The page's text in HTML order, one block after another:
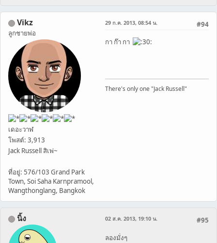
Vikz
ลูกชายพ่อ
เดอะวาฬ
โพสต์: 3,913
Jack Russell สิเพ่~
ที่อยู่: 576/103 Grand Park
Town, Soi Saha Karnpramool,
Wangthonglang, Bangkok
#94
29 ก.ค. 2013, 08:54 น.
กา ก๊า กา
There's only one "Jack Russell"
นิ้ง #95
02 ส.ค. 2013, 19:10 น.
ลองมั่งๆ